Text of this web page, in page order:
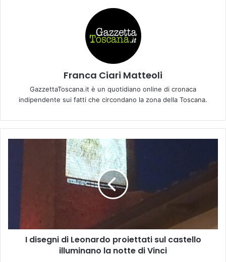
Franca Ciari Matteoli
GazzettaToscana.it è un quotidiano online di cronaca
indipendente sui fatti che circondano la zona della Toscana.
d
I disegni di Leonardo proiettati sul castello
illuminano la notte di Vinci